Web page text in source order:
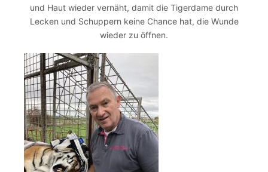
und Haut wieder vernäht, damit die Tigerdame durch
Lecken und Schuppern keine Chance hat, die Wunde
wieder zu öffnen.